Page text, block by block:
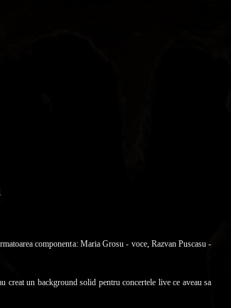
componenta: Maria Grosu - voce, Razvan Puscasu -
creat un background solid pentru concertele live ce aveau sa